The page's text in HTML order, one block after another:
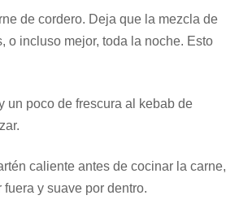
de cordero. Deja que la mezcla de
o incluso mejor, toda la noche. Esto
un poco de frescura al kebab de
caliente antes de cocinar la carne,
y suave por dentro.